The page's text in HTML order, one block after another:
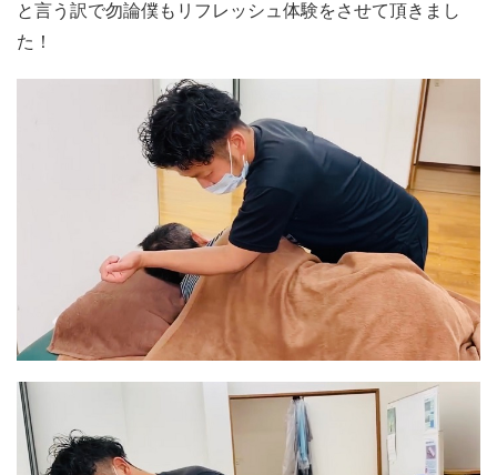
と言う訳で勿論僕もリフレッシュ体験をさせて頂きまし
た！